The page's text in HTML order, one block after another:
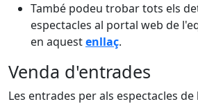
També podeu trobar tots els
espectacles al portal web de
en aquestenllaç.
Venda d'entrades
Les entrades per als espectacles